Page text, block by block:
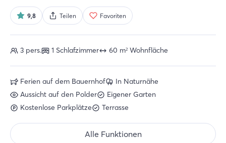
2 Gäste
Suche
9,8 Teilen Favoriten
Ferien auf dem Bauernhof
In Naturnähe
Aussicht auf den Polder
Eigener Garten
Kostenlose Parkplätze
Terrasse
Alle Funktionen
3 pers. 1 Schlafzimmer 60 m² Wohnfläche